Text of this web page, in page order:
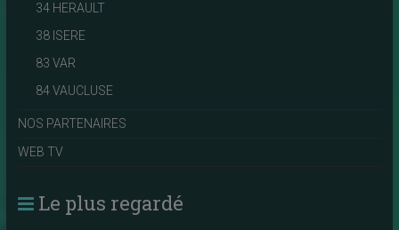
34 HERAULT
38 ISERE
83 VAR
84 VAUCLUSE
NOS PARTENAIRES
WEB TV
Le plus regardé